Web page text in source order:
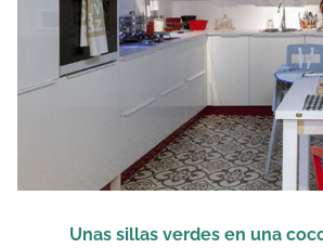
Unas sillas verdes en una